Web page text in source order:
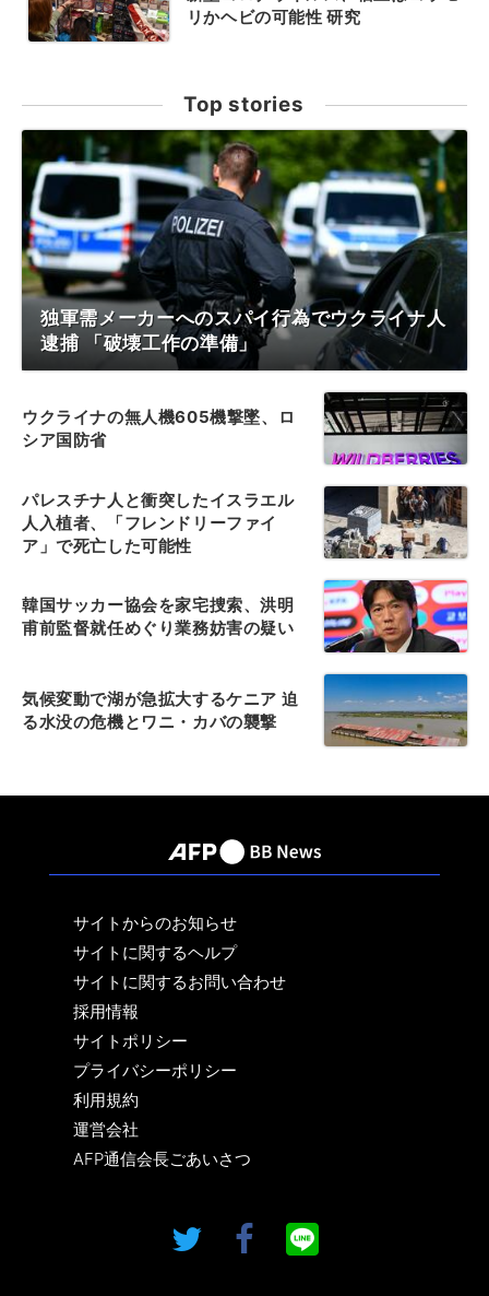
リかヘビの可能性 研究
Top stories
独軍需メーカーへのスパイ行為でウクライナ人
逮捕 「破壊工作の準備」
ウクライナの無人機605機撃墜、ロ
シア国防省
パレスチナ人と衝突したイスラエル
人入植者、「フレンドリーファイ
ア」で死亡した可能性
韓国サッカー協会を家宅捜索、洪明
甫前監督就任めぐり業務妨害の疑い
気候変動で湖が急拡大するケニア 迫
る水没の危機とワニ・カバの襲撃
サイトからのお知らせ
サイトに関するヘルプ
サイトに関するお問い合わせ
採用情報
サイトポリシー
プライバシーポリシー
利用規約
運営会社
AFP通信会長ごあいさつ